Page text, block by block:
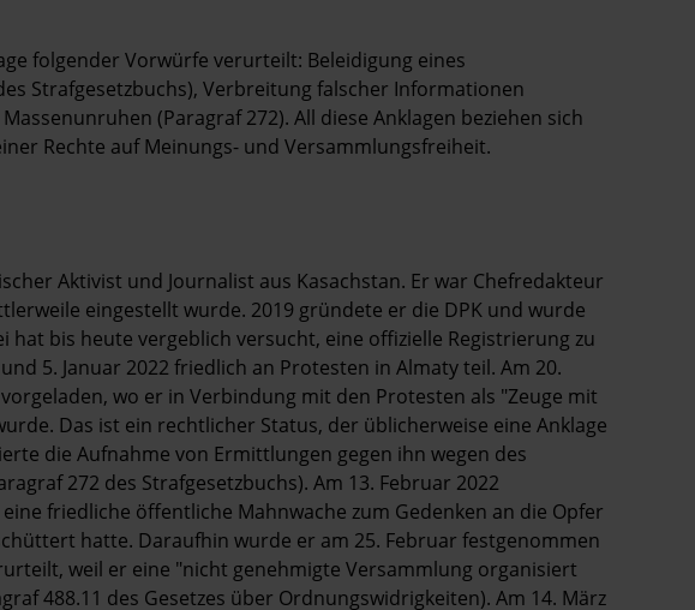
folgender Vorwürfe verurteilt: Beleidigung eines
Strafgesetzbuchs), Verbreitung falscher Informationen
(Paragraf 272). All diese Anklagen beziehen sich
Rechte auf Meinungs- und Versammlungsfreiheit.
Aktivist und Journalist aus Kasachstan. Er war Chefredakteur
eingestellt wurde. 2019 gründete er die DPK und wurde
bis heute vergeblich versucht, eine offizielle Registrierung zu
5. Januar 2022 friedlich an Protesten in Almaty teil. Am 20.
wo er in Verbindung mit den Protesten als "Zeuge mit
Das ist ein rechtlicher Status, der üblicherweise eine Anklage
die Aufnahme von Ermittlungen gegen ihn wegen des
272 des Strafgesetzbuchs). Am 13. Februar 2022
friedliche öffentliche Mahnwache zum Gedenken an die Opfer
hatte. Daraufhin wurde er am 25. Februar festgenommen
weil er eine "nicht genehmigte Versammlung organisiert
488.11 des Gesetzes über Ordnungswidrigkeiten). Am 14. März